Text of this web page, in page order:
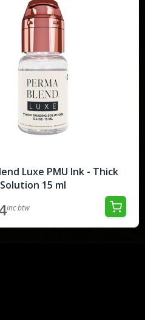
Luxe PMU Ink - Thick
15 ml
inc btw